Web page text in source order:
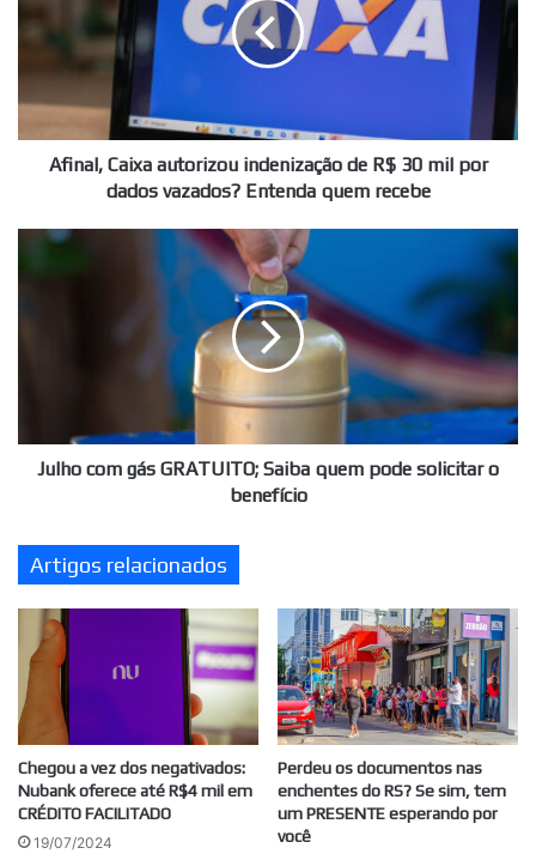
indenização
mil
por
dados
quem
Afinal, Caixa autorizou indenização de R$ 30 mil por
dados vazados? Entenda quem recebe
Julho
o
benefício
Julho com gás GRATUITO; Saiba quem pode solicitar o
benefício
Artigos relacionados
Chegou a vez dos negativados:
Nubank oferece até R$4 mil em
CRÉDITO FACILITADO
19/07/2024
Perdeu os documentos nas
enchentes do RS? Se sim, tem
um PRESENTE esperando por
você